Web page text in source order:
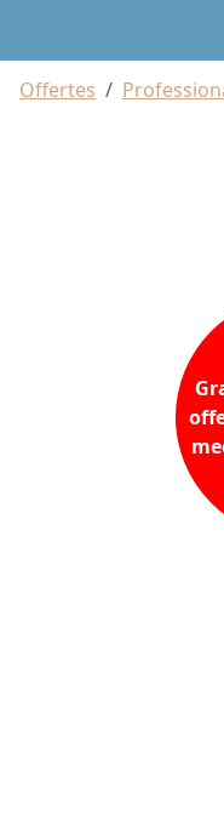
Offertes